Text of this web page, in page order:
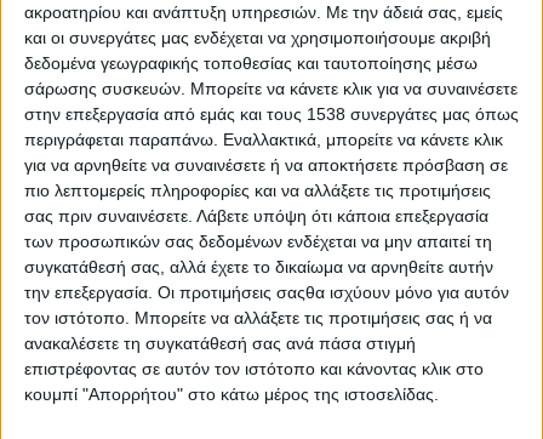
ακροατηρίου και ανάπτυξη υπηρεσιών. Με την άδειά σας, εμείς
και οι συνεργάτες μας ενδέχεται να χρησιμοποιήσουμε ακριβή
δεδομένα γεωγραφικής τοποθεσίας και ταυτοποίησης μέσω
σάρωσης συσκευών. Μπορείτε να κάνετε κλικ για να συναινέσετε
στην επεξεργασία από εμάς και τους 1538 συνεργάτες μας όπως
περιγράφεται παραπάνω. Εναλλακτικά, μπορείτε να κάνετε κλικ
για να αρνηθείτε να συναινέσετε ή να αποκτήσετε πρόσβαση σε
πιο λεπτομερείς πληροφορίες και να αλλάξετε τις προτιμήσεις
σας πριν συναινέσετε. Λάβετε υπόψη ότι κάποια επεξεργασία
των προσωπικών σας δεδομένων ενδέχεται να μην απαιτεί τη
συγκατάθεσή σας, αλλά έχετε το δικαίωμα να αρνηθείτε αυτήν
την επεξεργασία. Οι προτιμήσεις σαςθα ισχύουν μόνο για αυτόν
τον ιστότοπο. Μπορείτε να αλλάξετε τις προτιμήσεις σας ή να
ανακαλέσετε τη συγκατάθεσή σας ανά πάσα στιγμή
επιστρέφοντας σε αυτόν τον ιστότοπο και κάνοντας κλικ στο
κουμπί "Απορρήτου" στο κάτω μέρος της ιστοσελίδας.
#JobFestival 2018
Στατιστικά Athens #JobFestival
2017
Στατιστικά Thessaloniki
#JobFestival 2017
Στατιστικά Athens #JobFestival
2016
Στατιστικά Athens #JobFestival
2015
Υλικό
Φωτογραφίες